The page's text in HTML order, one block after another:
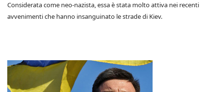
Considerata come neo-nazista, essa è stata molto attiva nei recenti
avvenimenti che hanno insanguinato le strade di Kiev.